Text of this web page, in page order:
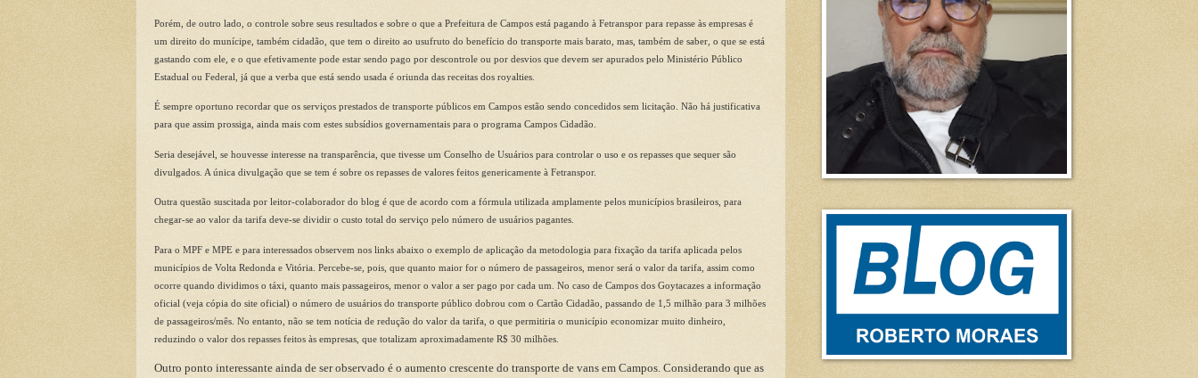
Porém, de outro lado, o controle sobre seus resultados e sobre o que a Prefeitura de Campos está pagando à Fetranspor para repasse às empresas é
um direito do munícipe, também cidadão, que tem o direito ao usufruto do benefício do transporte mais barato, mas, também de saber, o que se está
gastando com ele, e o que efetivamente pode estar sendo pago por descontrole ou por desvios que devem ser apurados pelo Ministério Público
Estadual ou Federal, já que a verba que está sendo usada é oriunda das receitas dos royalties.
É sempre oportuno recordar que os serviços prestados de transporte públicos em Campos estão sendo concedidos sem licitação. Não há justificativa
para que assim prossiga, ainda mais com estes subsídios governamentais para o programa Campos Cidadão.
Seria desejável, se houvesse interesse na transparência, que tivesse um Conselho de Usuários para controlar o uso e os repasses que sequer são
divulgados. A única divulgação que se tem é sobre os repasses de valores feitos genericamente à Fetranspor.
Outra questão suscitada por leitor-colaborador do blog é que de acordo com a fórmula utilizada amplamente pelos municípios brasileiros, para
chegar-se ao valor da tarifa deve-se dividir o custo total do serviço pelo número de usuários pagantes.
Para o MPF e MPE e para interessados observem nos links abaixo o exemplo de aplicação da metodologia para fixação da tarifa aplicada pelos
municípios de Volta Redonda e Vitória. Percebe-se, pois, que quanto maior for o número de passageiros, menor será o valor da tarifa, assim como
ocorre quando dividimos o táxi, quanto mais passageiros, menor o valor a ser pago por cada um. No caso de Campos dos Goytacazes a informação
oficial (veja cópia do site oficial) o número de usuários do transporte público dobrou com o Cartão Cidadão, passando de 1,5 milhão para 3 milhões
de passageiros/mês. No entanto, não se tem notícia de redução do valor da tarifa, o que permitiria o município economizar muito dinheiro,
reduzindo o valor dos repasses feitos às empresas, que totalizam aproximadamente R$ 30 milhões.
Outro ponto interessante ainda de ser observado é o aumento crescente do transporte de vans em Campos. Considerando que as